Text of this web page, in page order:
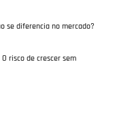
se diferencia no mercado?
risco de crescer sem